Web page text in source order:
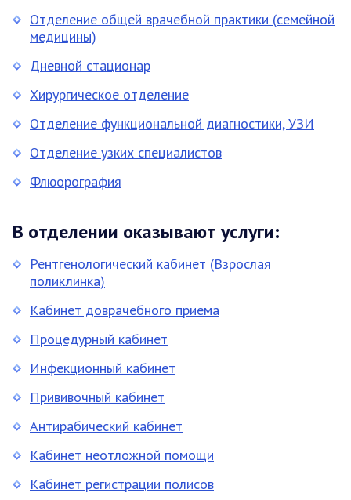
Отделение общей врачебной практики (семейной
медицины)
Дневной стационар
Хирургическое отделение
Отделение функциональной диагностики, УЗИ
Отделение узких специалистов
Флюорография
В отделении оказывают услуги:
Рентгенологический кабинет (Взрослая
поликлинка)
Кабинет доврачебного приема
Процедурный кабинет
Инфекционный кабинет
Прививочный кабинет
Антирабический кабинет
Кабинет неотложной помощи
Кабинет регистрации полисов